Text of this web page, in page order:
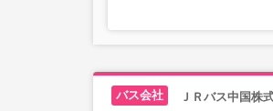
ＪＲバス中国株